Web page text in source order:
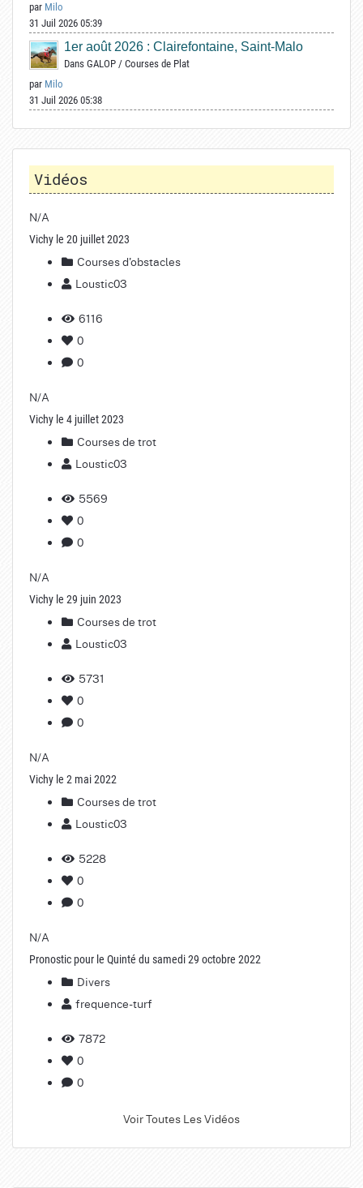
par Milo
31 Juil 2026 05:39
1er août 2026 : Clairefontaine, Saint-Malo
Dans GALOP / Courses de Plat
par Milo
31 Juil 2026 05:38
Vidéos
N/A
Vichy le 20 juillet 2023
Courses d'obstacles
Loustic03
6116
0
0
N/A
Vichy le 4 juillet 2023
Courses de trot
Loustic03
5569
0
0
N/A
Vichy le 29 juin 2023
Courses de trot
Loustic03
5731
0
0
N/A
Vichy le 2 mai 2022
Courses de trot
Loustic03
5228
0
0
N/A
Pronostic pour le Quinté du samedi 29 octobre 2022
Divers
frequence-turf
7872
0
0
Voir Toutes Les Vidéos